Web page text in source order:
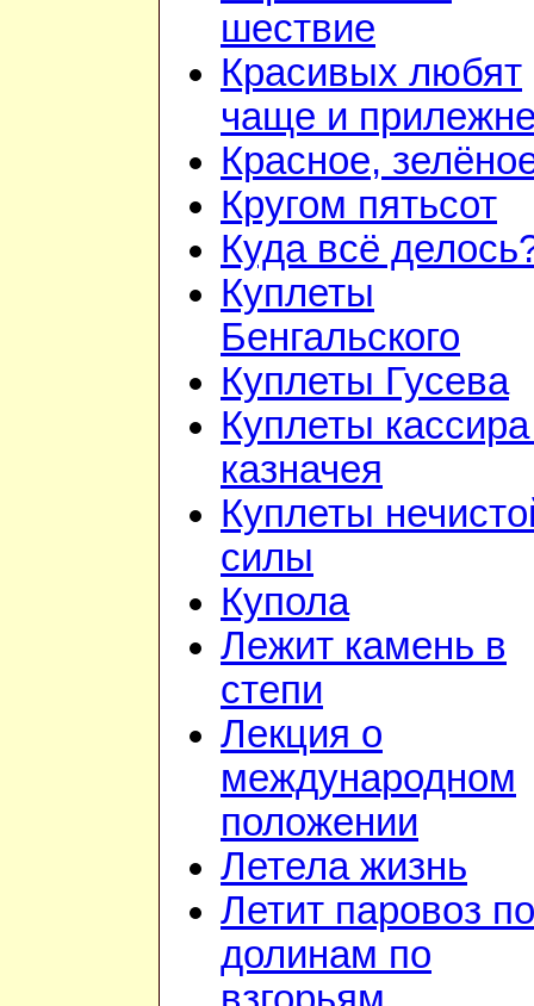
шествие
Красивых любят
чаще и
Красное,
Кругом пятьсот
Куда всё
Куплеты
Бенгальского
Куплеты Гусева
Куплеты
казначея
Куплеты
силы
Купола
Лежит камень в
степи
Лекция о
международном
положении
Летела жизнь
Летит паровоз по
долинам по